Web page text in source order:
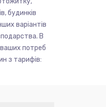
будинків
варіантів
В
ваших потреб
з тарифів: